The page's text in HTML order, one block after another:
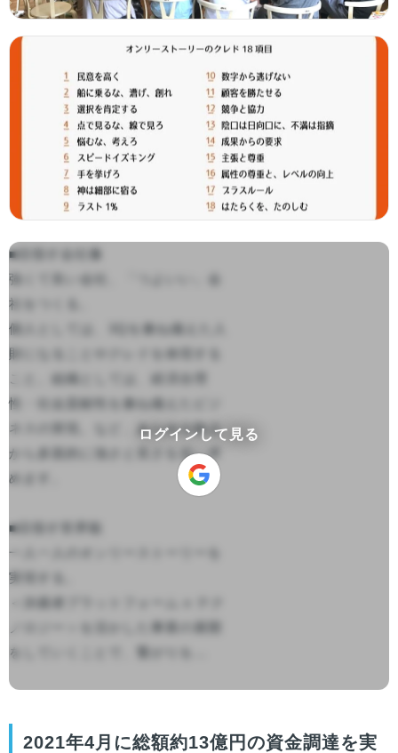
■目指す会社像
強くて良い会社、「つよいい」会
社をつくる。
個人としては、3Qを兼ね備えた人
財になることやクレドを体現する
性・社会貢献性を兼ね備えたビジ
ネスの実現。など、あらゆる観点
から多面的に強さと良さを追い求
めます。
■目指す世界観
一人一人のオンリーストーリーを
実現する。
＜決裁者プラットフォーム x テク
をしていくことで、繋がりを...
ログインして見る
2021年4月に総額約13億円の資金調達を実